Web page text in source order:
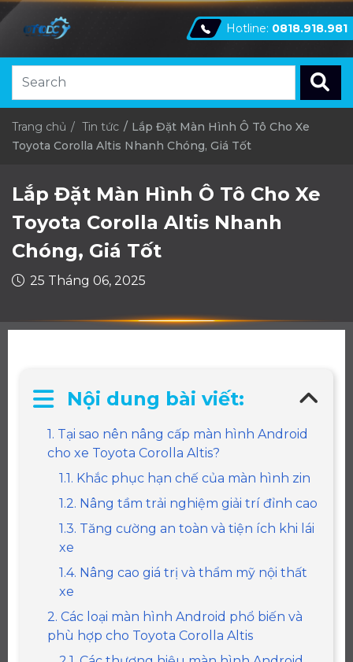
Hotline: 0818.918.981
Trang chủ Tin tức
Lắp Đặt Màn Hình Ô Tô Cho Xe
Toyota Corolla Altis Nhanh Chóng, Giá Tốt
Lắp Đặt Màn Hình Ô Tô Cho Xe
Toyota Corolla Altis Nhanh
Chóng, Giá Tốt
25 Tháng 06, 2025
Nội dung bài viết:
1. Tại sao nên nâng cấp màn hình Android
cho xe Toyota Corolla Altis?
1.1. Khắc phục hạn chế của màn hình zin
1.2. Nâng tầm trải nghiệm giải trí đỉnh cao
1.3. Tăng cường an toàn và tiện ích khi lái
xe
1.4. Nâng cao giá trị và thẩm mỹ nội thất
xe
2. Các loại màn hình Android phổ biến và
phù hợp cho Toyota Corolla Altis